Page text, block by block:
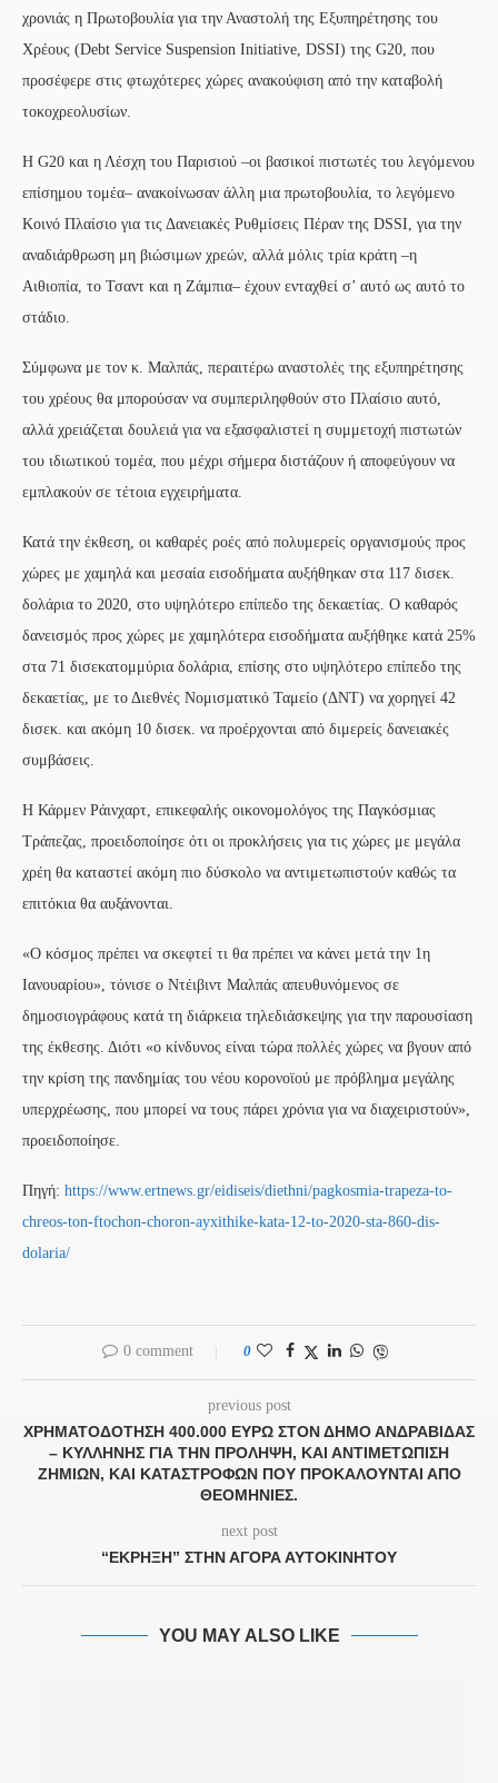
χρονιάς η Πρωτοβουλία για την Αναστολή της Εξυπηρέτησης του
Χρέους (Debt Service Suspension Initiative, DSSI) της G20, που
προσέφερε στις φτωχότερες χώρες ανακούφιση από την καταβολή
τοκοχρεολυσίων.
Η G20 και η Λέσχη του Παρισιού –οι βασικοί πιστωτές του λεγόμενου
επίσημου τομέα– ανακοίνωσαν άλλη μια πρωτοβουλία, το λεγόμενο
Κοινό Πλαίσιο για τις Δανειακές Ρυθμίσεις Πέραν της DSSI, για την
αναδιάρθρωση μη βιώσιμων χρεών, αλλά μόλις τρία κράτη –η
Αιθιοπία, το Τσαντ και η Ζάμπια– έχουν ενταχθεί σ’ αυτό ως αυτό το
στάδιο.
Σύμφωνα με τον κ. Μαλπάς, περαιτέρω αναστολές της εξυπηρέτησης
του χρέους θα μπορούσαν να συμπεριληφθούν στο Πλαίσιο αυτό,
αλλά χρειάζεται δουλειά για να εξασφαλιστεί η συμμετοχή πιστωτών
του ιδιωτικού τομέα, που μέχρι σήμερα διστάζουν ή αποφεύγουν να
εμπλακούν σε τέτοια εγχειρήματα.
Κατά την έκθεση, οι καθαρές ροές από πολυμερείς οργανισμούς προς
χώρες με χαμηλά και μεσαία εισοδήματα αυξήθηκαν στα 117 δισεκ.
δολάρια το 2020, στο υψηλότερο επίπεδο της δεκαετίας. Ο καθαρός
δανεισμός προς χώρες με χαμηλότερα εισοδήματα αυξήθηκε κατά 25%
στα 71 δισεκατομμύρια δολάρια, επίσης στο υψηλότερο επίπεδο της
δεκαετίας, με το Διεθνές Νομισματικό Ταμείο (ΔΝΤ) να χορηγεί 42
δισεκ. και ακόμη 10 δισεκ. να προέρχονται από διμερείς δανειακές
συμβάσεις.
Η Κάρμεν Ράινχαρτ, επικεφαλής οικονομολόγος της Παγκόσμιας
Τράπεζας, προειδοποίησε ότι οι προκλήσεις για τις χώρες με μεγάλα
χρέη θα καταστεί ακόμη πιο δύσκολο να αντιμετωπιστούν καθώς τα
επιτόκια θα αυξάνονται.
«Ο κόσμος πρέπει να σκεφτεί τι θα πρέπει να κάνει μετά την 1η
Ιανουαρίου», τόνισε ο Ντέιβιντ Μαλπάς απευθυνόμενος σε
δημοσιογράφους κατά τη διάρκεια τηλεδιάσκεψης για την παρουσίαση
της έκθεσης. Διότι «ο κίνδυνος είναι τώρα πολλές χώρες να βγουν από
την κρίση της πανδημίας του νέου κορονοϊού με πρόβλημα μεγάλης
υπερχρέωσης, που μπορεί να τους πάρει χρόνια για να διαχειριστούν»,
προειδοποίησε.
Πηγή: https://www.ertnews.gr/eidiseis/diethni/pagkosmia-trapeza-to-
chreos-ton-ftochon-choron-ayxithike-kata-12-to-2020-sta-860-dis-
dolaria/
0 comment 0
previous post
ΧΡΗΜΑΤΟΔΟΤΗΣΗ 400.000 ΕΥΡΩ ΣΤΟΝ ΔΗΜΟ ΑΝΔΡΑΒΙΔΑΣ
– ΚΥΛΛΗΝΗΣ ΓΙΑ ΤΗΝ ΠΡΟΛΗΨΗ, ΚΑΙ ΑΝΤΙΜΕΤΩΠΙΣΗ
ΖΗΜΙΩΝ, ΚΑΙ ΚΑΤΑΣΤΡΟΦΩΝ ΠΟΥ ΠΡΟΚΑΛΟΥΝΤΑΙ ΑΠΟ
ΘΕΟΜΗΝΙΕΣ.
next post
“ΕΚΡΗΞΗ” ΣΤΗΝ ΑΓΟΡΆ ΑΥΤΟΚΙΝΉΤΟΥ
YOU MAY ALSO LIKE